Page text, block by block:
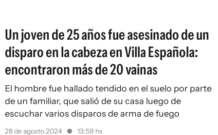
Un joven de 25 años fue asesinado de un
disparo en la cabeza en Villa Española:
encontraron más de 20 vainas
El hombre fue hallado tendido en el suelo por parte
de un familiar, que salió de su casa luego de
escuchar varios disparos de arma de fuego
28 de agosto 2024 13:59 hs